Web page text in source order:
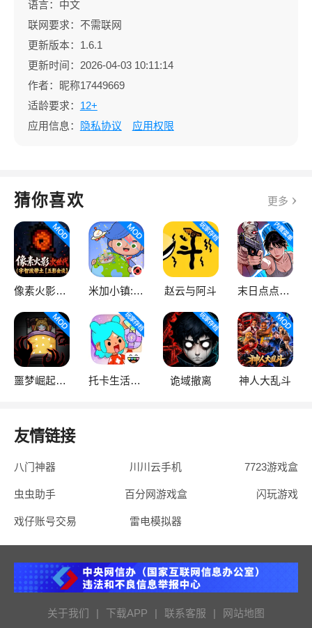
语言：中文
联网要求：不需联网
更新版本：1.6.1
更新时间：2026-04-03 10:11:14
作者：昵称17449669
适龄要求： 12+
应用信息：
隐私协议 应用权限
猜你喜欢 更多
像素火影次世代 米加小镇:世界 赵云与阿斗 末日点点（辅助菜单）
噩梦崛起：生存 托卡生活：世界 诡域撤离 神人大乱斗
友情链接
八门神器 川川云手机 7723游戏盒
虫虫助手 百分网游戏盒 闪玩游戏
戏仔账号交易 雷电模拟器
关于我们 | 下载APP | 联系客服 |
网站地图